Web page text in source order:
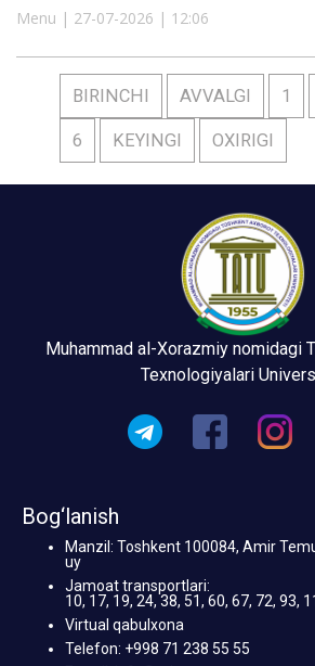
Menu | 27-07-2026 | 12:06
BIRINCHI AVVALGI 1
6 KEYINGI OXIRIGI
Muhammad al-Xorazmiy nomidagi
Texnologiyalari
Bog‘lanish
Manzil: Toshkent 100084, Amir
uy
Jamoat transportlari:
10, 17, 19, 24, 38, 51, 60, 67, 72, 93,
Virtual qabulxona
Telefon: +998 71 238 55 55